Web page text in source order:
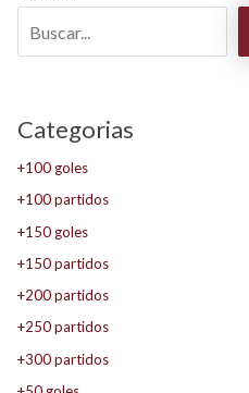
Categorias
+100 goles
+100 partidos
+150 goles
+150 partidos
+200 partidos
+250 partidos
+300 partidos